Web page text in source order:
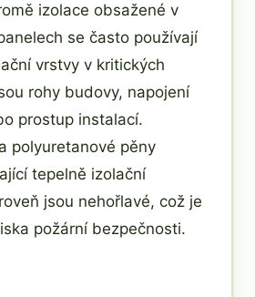
izolace obsažené v
se často používají
vrstvy v kritických
rohy budovy, napojení
prostup instalací.
polyuretanové pěny
tepelně izolační
jsou nehořlavé, což je
požární bezpečnosti.